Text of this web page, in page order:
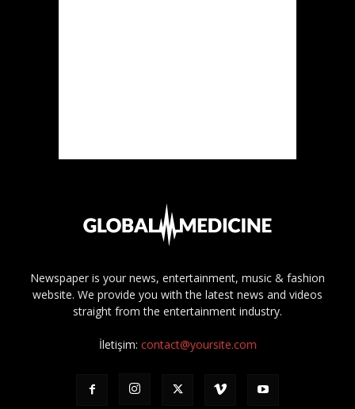
Newspaper is your news, entertainment, music & fashion
website. We provide you with the latest news and videos
straight from the entertainment industry.
İletişim: contact@yoursite.com